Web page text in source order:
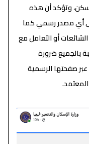
السكن، وتؤكد أن هذه
أي مصدر رسمي كما
أو التعامل مع
بالجميع ضرورة
عبر صفحتها الرسمية